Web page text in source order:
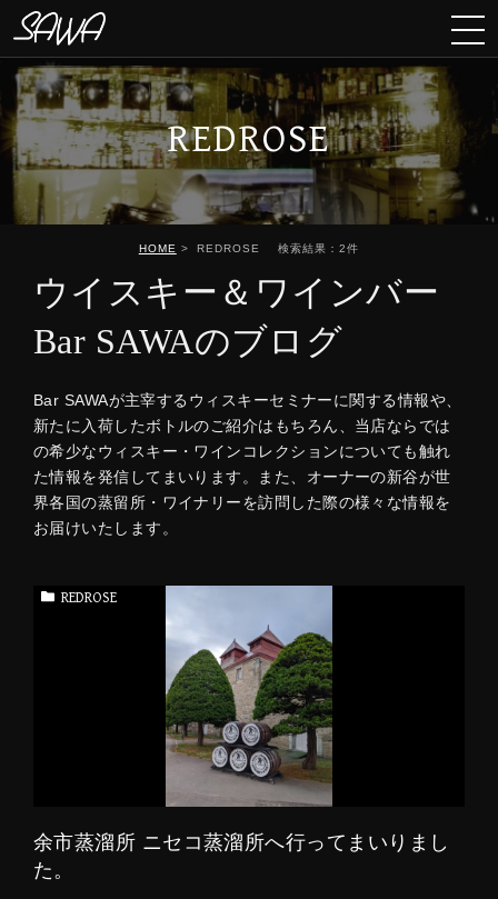
REDROSE
HOME REDROSE 検索結果：2件
ウイスキー＆ワインバー
Bar SAWAのブログ
Bar SAWAが主宰するウィスキーセミナーに関する情報や、
新たに入荷したボトルのご紹介はもちろん、当店ならでは
の希少なウィスキー・ワインコレクションについても触れ
た情報を発信してまいります。また、オーナーの新谷が世
界各国の蒸留所・ワイナリーを訪問した際の様々な情報を
お届けいたします。
REDROSE
余市蒸溜所 ニセコ蒸溜所へ行ってまいりまし
た。